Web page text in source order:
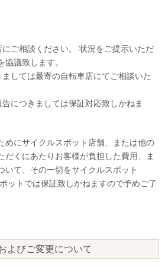
ご相談ください。 状況をご提示いただ
議致します。
しては最寄の自転車店にてご相談いた
につきましては保証対応致しかねま
めにサイクルスポット店舗、または他の
だくにあたりお客様が負担した費用、ま
いて、その一切をサイクルスポット
ットでは保証致しかねますので予めご了
よびご変更について